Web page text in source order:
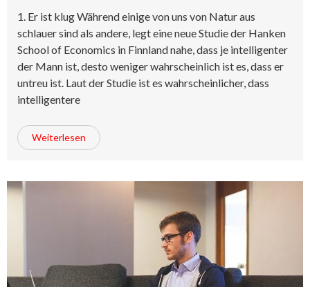
1. Er ist klug Während einige von uns von Natur aus
schlauer sind als andere, legt eine neue Studie der Hanken
School of Economics in Finnland nahe, dass je intelligenter
der Mann ist, desto weniger wahrscheinlich ist es, dass er
untreu ist. Laut der Studie ist es wahrscheinlicher, dass
intelligentere
Weiterlesen